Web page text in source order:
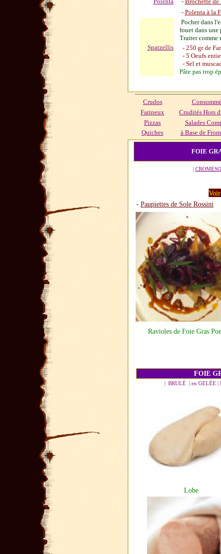
- Polenta à la
Spatzellis
Pocher dans
fouet dans une
Traiter comme
- 250 gr de
- 5 Oeufs
- Sel et
Pâte pas trop
Crudos
Farineux
Crudités Hors
Pizzas
Salades
Quiches
à Base de
FOIE
|
- Paupiettes de Sole Rossini
Ravioles de Foie Gras
FOIE
| BRULÉ | en GELÉE |
Lobe